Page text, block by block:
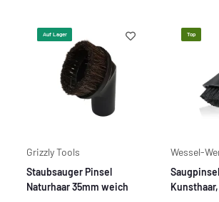
Auf Lager
Grizzly Tools
Staubsauger Pinsel
Naturhaar 35mm weich
Top
Wessel-